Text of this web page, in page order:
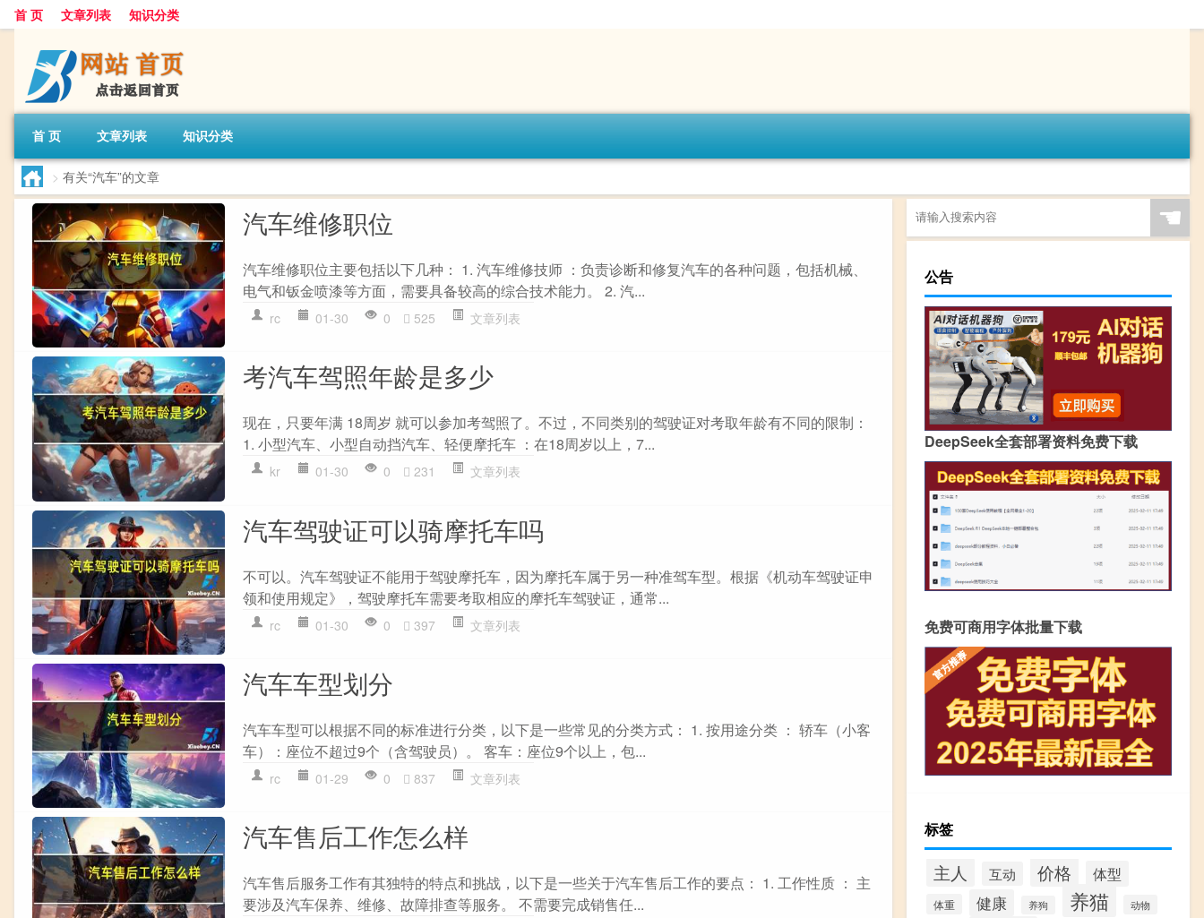
首 页 文章列表 知识分类
首 页 文章列表 知识分类
> 有关“汽车”的文章
汽车维修职位
汽车维修职位主要包括以下几种： 1. 汽车维修技师 ：负责诊断和修复汽车的各种问题，包括机械、
电气和钣金喷漆等方面，需要具备较高的综合技术能力。 2. 汽...
rc 01-30 0 525 文章列表
考汽车驾照年龄是多少
现在，只要年满 18周岁 就可以参加考驾照了。不过，不同类别的驾驶证对考取年龄有不同的限制：
1. 小型汽车、小型自动挡汽车、轻便摩托车 ：在18周岁以上，7...
kr 01-30 0 231 文章列表
汽车驾驶证可以骑摩托车吗
不可以。汽车驾驶证不能用于驾驶摩托车，因为摩托车属于另一种准驾车型。根据《机动车驾驶证申
领和使用规定》，驾驶摩托车需要考取相应的摩托车驾驶证，通常...
rc 01-30 0 397 文章列表
汽车车型划分
汽车车型可以根据不同的标准进行分类，以下是一些常见的分类方式： 1. 按用途分类 ： 轿车（小客
车）：座位不超过9个（含驾驶员）。 客车：座位9个以上，包...
rc 01-29 0 837 文章列表
汽车售后工作怎么样
汽车售后服务工作有其独特的特点和挑战，以下是一些关于汽车售后工作的要点： 1. 工作性质 ： 主
要涉及汽车保养、维修、故障排查等服务。 不需要完成销售任...
☚
公告
DeepSeek全套部署资料免费下载
免费可商用字体批量下载
标签
主人 互动 价格 体型
体重 健康 养狗 养猫 动物